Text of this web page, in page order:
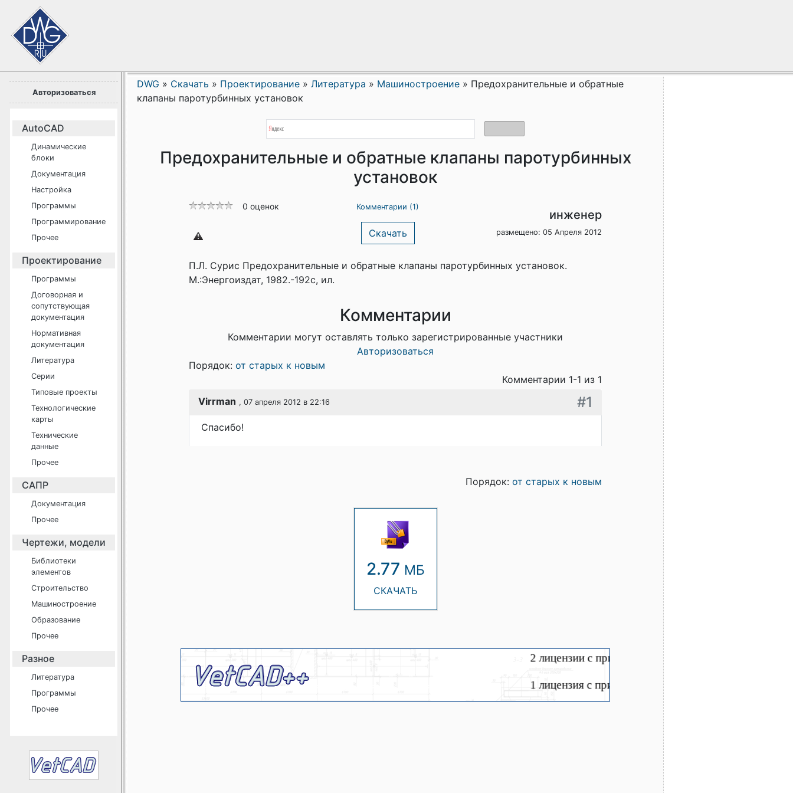
Авторизоваться
AutoCAD
Динамические
блоки
Документация
Настройка
Программы
Программирование
Прочее
Проектирование
Программы
Договорная и
сопутствующая
документация
Нормативная
документация
Литература
Серии
Типовые проекты
Технологические
карты
Технические
данные
Прочее
САПР
Документация
Прочее
Чертежи, модели
Библиотеки
элементов
Строительство
Машиностроение
Образование
Прочее
Разное
Литература
Программы
Прочее
DWG » Скачать » Проектирование » Литература » Машиностроение » Предохранительные и обратные
клапаны паротурбинных установок
Предохранительные и обратные клапаны паротурбинных
установок
0 оценок Комментарии (1)
Скачать
инженер
размещено: 05 Апреля 2012
П.Л. Сурис Предохранительные и обратные клапаны паротурбинных установок.
М.:Энергоиздат, 1982.-192с, ил.
Комментарии
Комментарии могут оставлять только зарегистрированные участники
Авторизоваться
Порядок: от старых к новым
Комментарии 1-1 из 1
Virrman , 07 апреля 2012 в 22:16 #1
Спасибо!
Порядок: от старых к новым
2.77 МБ
СКАЧАТЬ